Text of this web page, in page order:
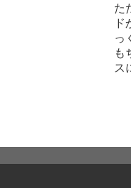
た
ド
っ
も
ス